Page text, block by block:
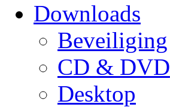
Downloads
Beveiliging
CD & DVD
Desktop